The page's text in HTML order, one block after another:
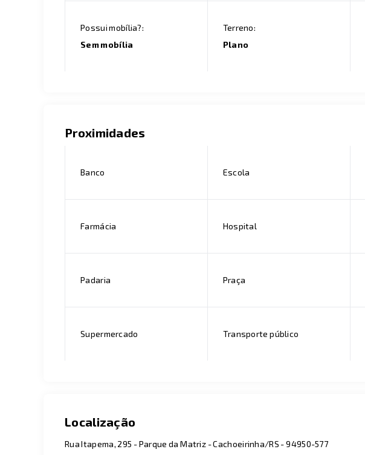
Possui mobília?:
Sem mobília
Terreno:
Plano
Proximidades
Banco Escola
Farmácia Hospital
Padaria Praça
Supermercado Transporte público
Localização
Rua Itapema, 295 - Parque da Matriz - Cachoeirinha/RS - 94950-577